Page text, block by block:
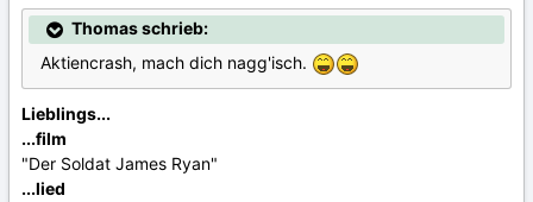
Thomas schrieb:
Aktiencrash, mach dich nagg'isch.
Lieblings...
...film
"Der Soldat James Ryan"
...lied